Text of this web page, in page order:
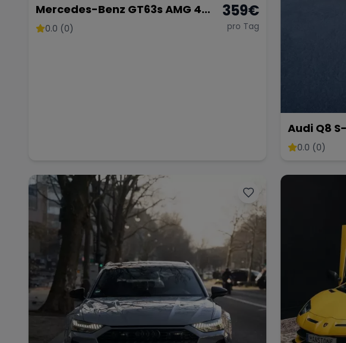
Mercedes-Benz GT63s AMG 4
Türer Coupé
0.0 (0)
359€
pro Tag
Audi Q8
Berlin⎹
0.0 (0)